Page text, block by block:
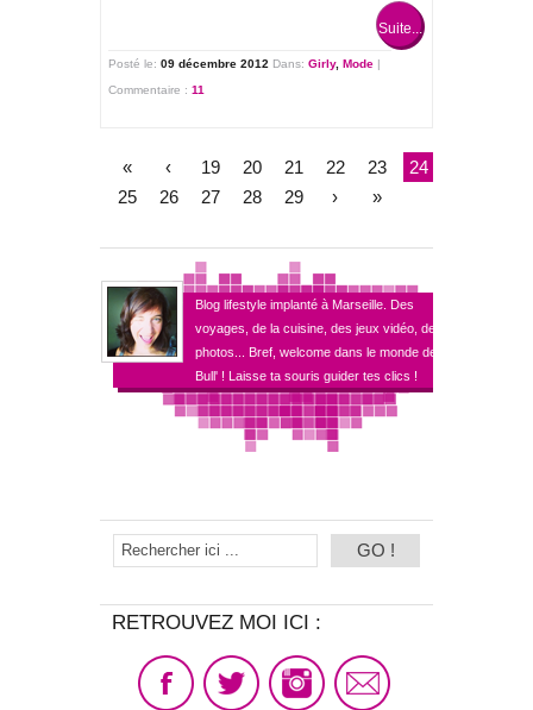
Suite...
Posté le: 09 décembre 2012 Dans: Girly, Mode |
Commentaire : 11
« ‹ 19 20 21 22 23
24
25
26 27 28 29 › »
Blog lifestyle implanté à Marseille. Des
voyages, de la cuisine, des jeux vidéo, des
photos... Bref, welcome dans le monde de
Bull' ! Laisse ta souris guider tes clics !
RETROUVEZ MOI ICI :